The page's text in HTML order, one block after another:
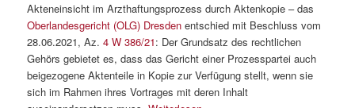
Akteneinsicht im Arzthaftungsprozess durch Aktenkopie – das
Oberlandesgericht (OLG) Dresden entschied mit Beschluss vom
28.06.2021, Az.4 W 386/21: Der Grundsatz des rechtlichen
Gehörs gebietet es, dass das Gericht einer Prozesspartei auch
beigezogene Aktenteile in Kopie zur Verfügung stellt, wenn sie
sich im Rahmen ihres Vortrages mit deren Inhalt